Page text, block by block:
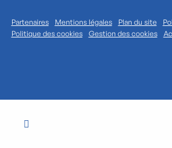
Partenaires Mentions légales Plan du site
Politique des cookies
Gestion des cookies